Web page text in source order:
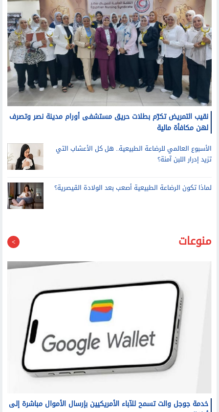
نقيب التمريض تكرّم بطلات حريق مستشفى أورام مدينة نصر وتصرف
لهن مكافأة مالية
تزيد إدرار اللبن آمنة؟
منوعات
خدمة جوجل والت تسمح للآباء الأمريكيين بإرسال الأموال مباشرة إلى
أطفالهم